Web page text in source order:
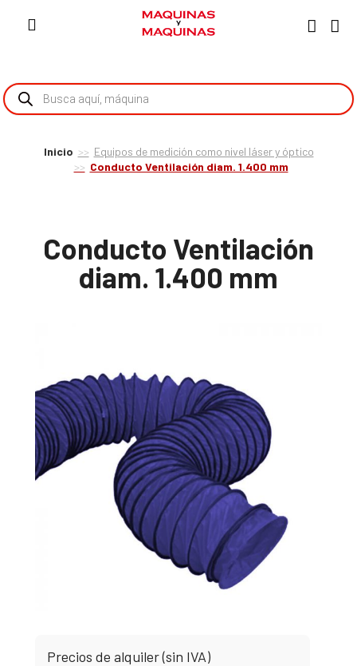
Inicio
Equipos de medición como nivel láser y óptico
Conducto Ventilación diam. 1.400 mm
Conducto Ventilación
diam. 1.400 mm
Precios de alquiler (sin IVA)